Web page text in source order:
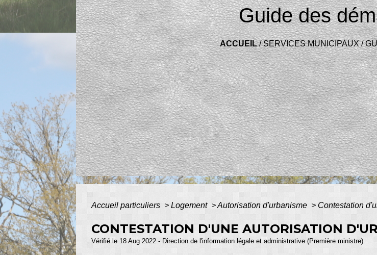
Guide des
ACCUEIL/SERVICES MUNICIPAUX/
Accueil particuliers > Logement > Autorisation d'urbanisme > Contestation
CONTESTATION D'UNE AUTORISATION
Vérifié le 18 Aug 2022 - Direction de l'information légale et administrative (Première ministre)